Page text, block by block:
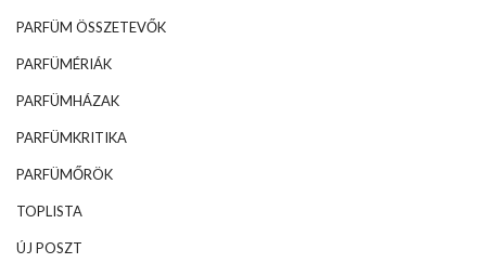
PARFÜM ÖSSZETEVŐK
PARFÜMÉRIÁK
PARFÜMHÁZAK
PARFÜMKRITIKA
PARFÜMŐRÖK
TOPLISTA
ÚJ POSZT